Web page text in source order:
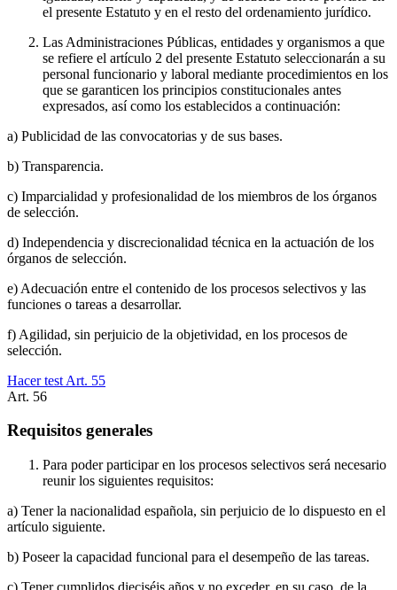
el presente Estatuto y en el resto del ordenamiento jurídico.
Las Administraciones Públicas, entidades y organismos a que
se refiere el artículo 2 del presente Estatuto seleccionarán a su
personal funcionario y laboral mediante procedimientos en los
que se garanticen los principios constitucionales antes
expresados, así como los establecidos a continuación:
a) Publicidad de las convocatorias y de sus bases.
b) Transparencia.
c) Imparcialidad y profesionalidad de los miembros de los órganos
de selección.
d) Independencia y discrecionalidad técnica en la actuación de los
órganos de selección.
e) Adecuación entre el contenido de los procesos selectivos y las
funciones o tareas a desarrollar.
f) Agilidad, sin perjuicio de la objetividad, en los procesos de
selección.
Hacer test Art. 55
Art. 56
Requisitos generales
Para poder participar en los procesos selectivos será necesario
reunir los siguientes requisitos:
a) Tener la nacionalidad española, sin perjuicio de lo dispuesto en el
artículo siguiente.
b) Poseer la capacidad funcional para el desempeño de las tareas.
c) Tener cumplidos dieciséis años y no exceder, en su caso, de la